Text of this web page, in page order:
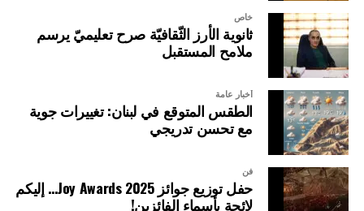
خاص
ثانوية الأرز الثّقافيّة صرح تعليميّ يرسم
ملامح المستقبل
أخبار عامة
الطقس المتوقع في لبنان: تغييرات جوية
مع تحسن تدريجي
فن
حفل توزيع جوائز Joy Awards 2025… إليكم
لائحة بأسماء الفائزين!